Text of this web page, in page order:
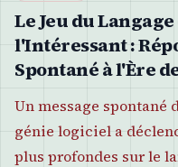
Le Jeu du
l'Intéressant :
Spontané à l'Ère
Un message spontané
génie logiciel a
plus profondes sur le